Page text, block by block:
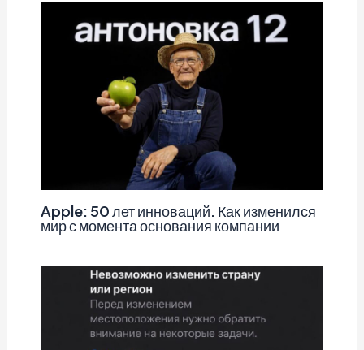
Apple: 50 лет инноваций. Как изменился
мир с момента основания компании